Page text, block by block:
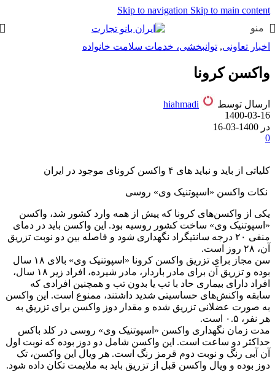
Skip to navigation Skip to main content
منو
اخبار تعاونی, توانبخشی، خدمات سلامت خانواده
واکسن کرونا
ارسال توسط
hiahmadi
1400-03-16
در 1400-03-16
0
کلیاتی از باید و نباید های ۴ واکسن کرونای موجود در ایران
نکات واکسن «اسپوتنیک وی» روسی
یکی از واکسن‌های کرونا که پیش از همه وارد کشور شد، واکسن
«اسپوتنیک وی» ساخت کشور روسیه بود. این واکسن باید در دمای
منفی ۲۰ درجه سانتیگراد نگهداری شود و فاصله بین دو نوبت تزریق
آن، ۲۸ روز است.
سن مجاز برای تزریق واکسن کرونا «اسپوتنیک وی» بالای ۱۸ سال
بوده و تزریق آن برای مادر باردار، مادر شیرده، افراد زیر ۱۸ سال،
افراد دارای بیماری حاد با تب یا بدون تب و همچنین افرادی که
سابقه واکنش‌های حساسیتی شدید داشتند، ممنوع است. این واکسن
به صورت عضلانی تزریق شده و مقدار دوز واکسن برای تزریق به
هر نفر، ۰.۵ است.
مدت زمان نگهداری واکسن «اسپوتنیک وی» روسی در کلد باکس
حداکثر دو ساعت است. این واکسن شامل دو دوز بوده که نوبت اول
آن آبی رنگ و نوبت دوم قرمز رنگ است. هر ویال این واکسن، تک
دوز بوده و ویال واکسن قبل از تزریق باید به ملایمت تکان داده شود.